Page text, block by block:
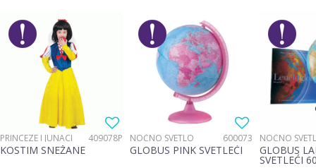
PRINCEZE I JUNACI 409078P
KOSTIM SNEŽANE
NOĆNO SVETLO 600073
GLOBUS PINK SVETLEĆI
NOĆNO
GLOBUS
SVETLEĆI